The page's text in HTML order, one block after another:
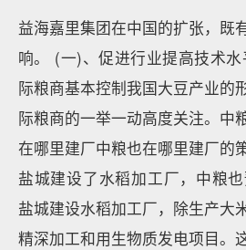
益海嘉里集团在中国的扩张，既
响。 (一)、促进行业提高技术
际粮商基本控制我国大豆产业的
际粮商的一举一动高度关注。中
在哪里建厂中粮也在哪里建厂的
盐城建设了水稻加工厂，中粮
盐城建设水稻加工厂，除生产大
精深加工和用生物质发电项目。